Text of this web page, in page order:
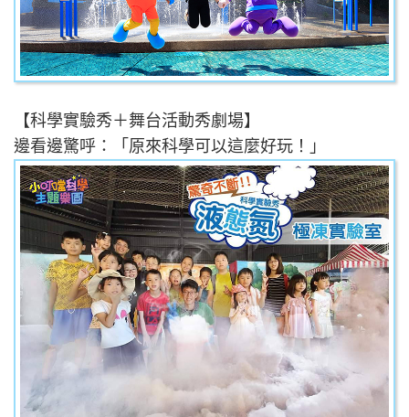
【科學實驗秀＋舞台活動秀劇場】
邊看邊驚呼：「原來科學可以這麼好玩！」